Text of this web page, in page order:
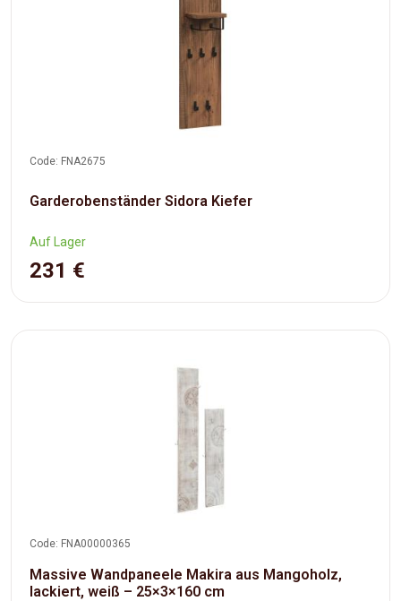
Code: FNA2675
Garderobenständer Sidora Kiefer
Auf Lager
231 €
Code: FNA00000365
Massive Wandpaneele Makira aus Mangoholz,
lackiert, weiß – 25×3×160 cm